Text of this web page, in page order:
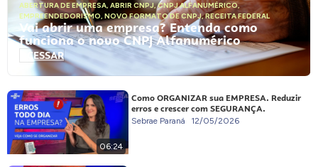
ABERTURA DE EMPRESA, ABRIR CNPJ,CNPJ ALFANUMÉRICO,
EMPREENDEDORISMO, NOVO FORMATO DE CNPJ,RECEITA FEDERAL
Vai abrir uma empresa? Entenda como
funciona o novo CNPJ Alfanumérico
ACESSAR
06:24
Como ORGANIZAR sua EMPRESA. Reduzir
erros e crescer com SEGURANÇA.
Sebrae Paraná 12/05/2026